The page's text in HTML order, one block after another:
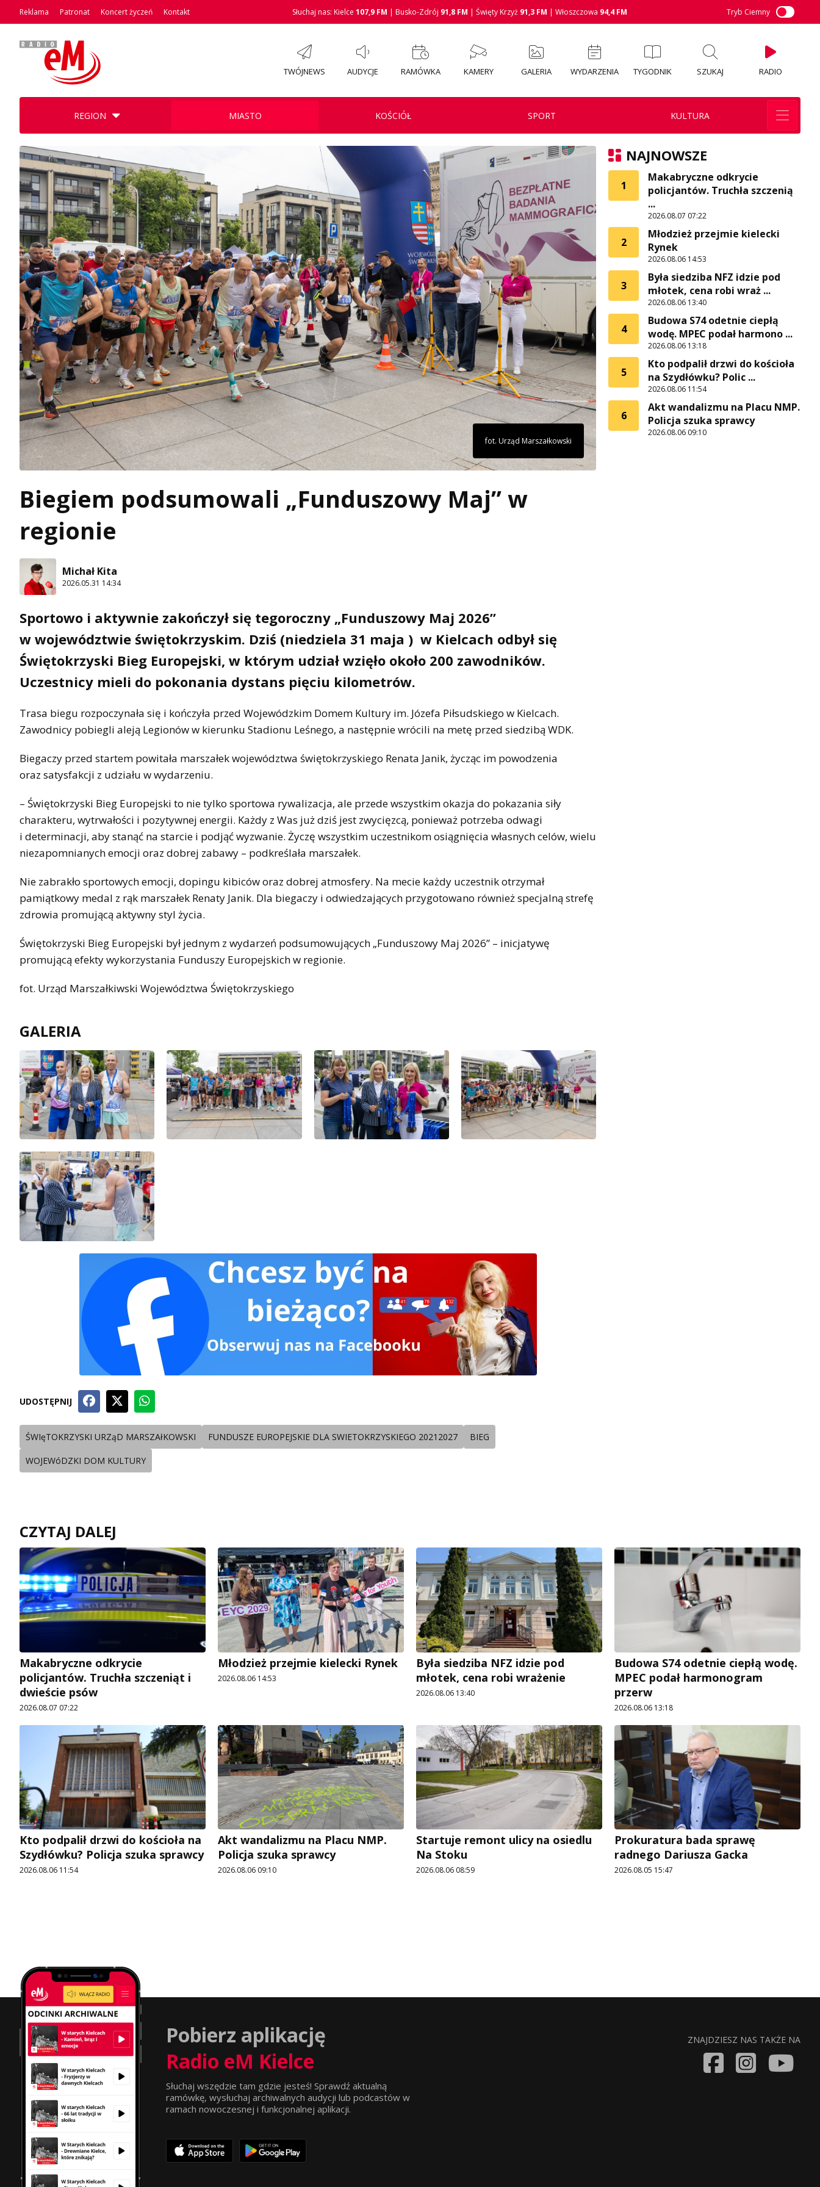
Reklama Patronat Koncert życzeń Kontakt Słuchaj nas: Kielce 107,9 FM | Busko-Zdrój 91,8 FM | Święty Krzyż 91,3 FM | Włoszczowa 94,4 FM Tryb Ciemny
TWÓJNEWS AUDYCJE RAMÓWKA KAMERY GALERIA WYDARZENIA TYGODNIK SZUKAJ RADIO
REGION MIASTO KOŚCIÓŁ SPORT KULTURA
fot. Urząd Marszałkowski
Biegiem podsumowali „Funduszowy Maj” w
regionie
Michał Kita
2026.05.31 14:34
Sportowo i aktywnie zakończył się tegoroczny „Funduszowy Maj 2026”
w województwie świętokrzyskim. Dziś (niedziela 31 maja ) w Kielcach odbył się
Świętokrzyski Bieg Europejski, w którym udział wzięło około 200 zawodników.
Uczestnicy mieli do pokonania dystans pięciu kilometrów.
Trasa biegu rozpoczynała się i kończyła przed Wojewódzkim Domem Kultury im. Józefa Piłsudskiego w Kielcach.
Zawodnicy pobiegli aleją Legionów w kierunku Stadionu Leśnego, a następnie wrócili na metę przed siedzibą WDK.
Biegaczy przed startem powitała marszałek województwa świętokrzyskiego Renata Janik, życząc im powodzenia
oraz satysfakcji z udziału w wydarzeniu.
– Świętokrzyski Bieg Europejski to nie tylko sportowa rywalizacja, ale przede wszystkim okazja do pokazania siły
charakteru, wytrwałości i pozytywnej energii. Każdy z Was już dziś jest zwycięzcą, ponieważ potrzeba odwagi
i determinacji, aby stanąć na starcie i podjąć wyzwanie. Życzę wszystkim uczestnikom osiągnięcia własnych celów, wielu
niezapomnianych emocji oraz dobrej zabawy – podkreślała marszałek.
Nie zabrakło sportowych emocji, dopingu kibiców oraz dobrej atmosfery. Na mecie każdy uczestnik otrzymał
pamiątkowy medal z rąk marszałek Renaty Janik. Dla biegaczy i odwiedzających przygotowano również specjalną strefę
zdrowia promującą aktywny styl życia.
Świętokrzyski Bieg Europejski był jednym z wydarzeń podsumowujących „Funduszowy Maj 2026” – inicjatywę
promującą efekty wykorzystania Funduszy Europejskich w regionie.
fot. Urząd Marszałkiwski Województwa Świętokrzyskiego
GALERIA
UDOSTĘPNIJ
ŚWIęTOKRZYSKI URZąD MARSZAłKOWSKI FUNDUSZE EUROPEJSKIE DLA SWIETOKRZYSKIEGO 20212027 BIEG
WOJEWóDZKI DOM KULTURY
NAJNOWSZE
1
Makabryczne odkrycie
policjantów. Truchła szczenią
...
2026.08.07 07:22
2
Młodzież przejmie kielecki
Rynek
2026.08.06 14:53
3
Była siedziba NFZ idzie pod
młotek, cena robi wraż ...
2026.08.06 13:40
4
Budowa S74 odetnie ciepłą
wodę. MPEC podał harmono ...
2026.08.06 13:18
5
Kto podpalił drzwi do kościoła
na Szydłówku? Polic ...
2026.08.06 11:54
6
Akt wandalizmu na Placu NMP.
Policja szuka sprawcy
2026.08.06 09:10
CZYTAJ DALEJ
Makabryczne odkrycie
policjantów. Truchła szczeniąt i
dwieście psów
2026.08.07 07:22
Młodzież przejmie kielecki Rynek
2026.08.06 14:53
Była siedziba NFZ idzie pod
młotek, cena robi wrażenie
2026.08.06 13:40
Budowa S74 odetnie ciepłą wodę.
MPEC podał harmonogram
przerw
2026.08.06 13:18
Kto podpalił drzwi do kościoła na
Szydłówku? Policja szuka sprawcy
2026.08.06 11:54
Akt wandalizmu na Placu NMP.
Policja szuka sprawcy
2026.08.06 09:10
Startuje remont ulicy na osiedlu
Na Stoku
2026.08.06 08:59
Prokuratura bada sprawę
radnego Dariusza Gacka
2026.08.05 15:47
Pobierz aplikację
Radio eM Kielce
Słuchaj wszędzie tam gdzie jesteś! Sprawdź aktualną
ramówkę, wysłuchaj archiwalnych audycji lub podcastów w
ramach nowoczesnej i funkcjonalnej aplikacji.
ZNAJDZIESZ NAS TAKŻE NA